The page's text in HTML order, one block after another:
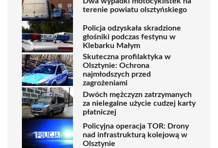
terenie powiatu olsztyńskiego
Policja odzyskała skradzione
głośniki podczas festynu w
Klebarku Małym
Skuteczna profilaktyka w
Olsztynie: Ochrona
najmłodszych przed
zagrożeniami
Dwóch mężczyzn zatrzymanych
za nielegalne użycie cudzej karty
płatniczej
Policyjna operacja TOR: Drony
nad infrastrukturą kolejową w
Olsztynie